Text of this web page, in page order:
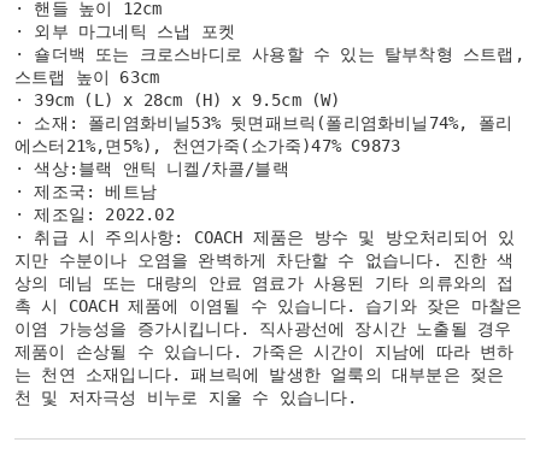
· 핸들 높이 12cm
· 외부 마그네틱 스냅 포켓
· 숄더백 또는 크로스바디로 사용할 수 있는 탈부착형 스트랩,
스트랩 높이 63cm
· 39cm (L) x 28cm (H) x 9.5cm (W)
· 소재: 폴리염화비닐53% 뒷면패브릭(폴리염화비닐74%, 폴리
에스터21%,면5%), 천연가죽(소가죽)47% C9873
· 색상:블랙 앤틱 니켈/차콜/블랙
· 제조국: 베트남
· 제조일: 2022.02
· 취급 시 주의사항: COACH 제품은 방수 및 방오처리되어 있
지만 수분이나 오염을 완벽하게 차단할 수 없습니다. 진한 색
상의 데님 또는 대량의 안료 염료가 사용된 기타 의류와의 접
촉 시 COACH 제품에 이염될 수 있습니다. 습기와 잦은 마찰은
이염 가능성을 증가시킵니다. 직사광선에 장시간 노출될 경우
제품이 손상될 수 있습니다. 가죽은 시간이 지남에 따라 변하
는 천연 소재입니다. 패브릭에 발생한 얼룩의 대부분은 젖은
천 및 저자극성 비누로 지울 수 있습니다.